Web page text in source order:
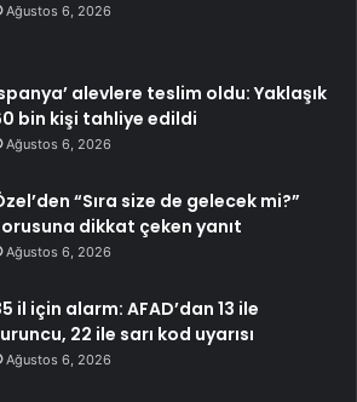
Ağustos 6, 2026
alevlere teslim oldu: Yaklaşık
bin kişi tahliye edildi
Ağustos 6, 2026
“Sıra size de gelecek mi?”
dikkat çeken yanıt
Ağustos 6, 2026
il için alarm: AFAD’dan 13 ile
22 ile sarı kod uyarısı
Ağustos 6, 2026